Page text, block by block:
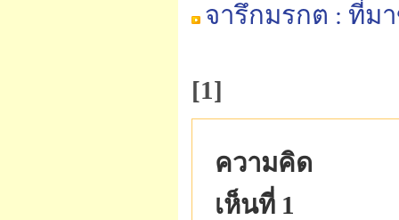
จารึกมรกต : ที่ม
[1]
ความคิด
เห็นที่ 1